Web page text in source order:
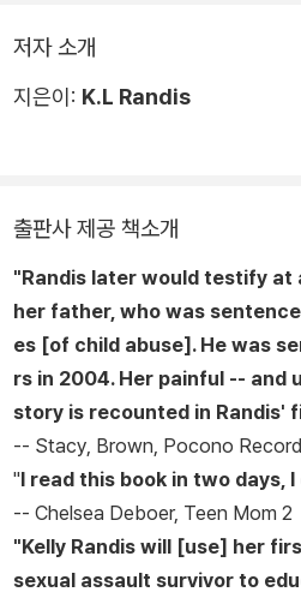
저자 소개
지은이: K.L Randis
출판사 제공 책소개
"Randis later would testify at
her father, who was
es [of child abuse]. He was
rs in 2004. Her painful -- and
story is recounted in Randis'
-- Stacy, Brown, Pocono
"I read this book in two days,
-- Chelsea Deboer, Teen Mom 2
"Kelly Randis will [use] her
sexual assault survivor to